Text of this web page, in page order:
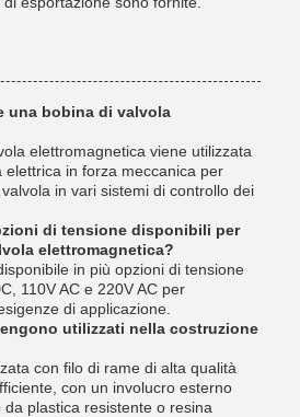
una bobina di valvola
elettromagnetica viene utilizzata
elettrica in forza meccanica per
in vari sistemi di controllo dei
di tensione disponibili per
elettromagnetica?
in più opzioni di tensione
110V AC e 220V AC per
di applicazione.
utilizzati nella costruzione
con filo di rame di alta qualità
con un involucro esterno
plastica resistente o resina